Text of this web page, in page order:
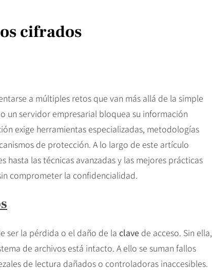
cifrados
a múltiples retos que van más allá de la simple
un servidor empresarial bloquea su información
exige herramientas especializadas, metodologías
de protección. A lo largo de este artículo
hasta las técnicas avanzadas y las mejores prácticas
comprometer la confidencialidad.
ser la pérdida o el daño de la clave de acceso. Sin ella,
de archivos está intacto. A ello se suman fallos
de lectura dañados o controladoras inaccesibles.